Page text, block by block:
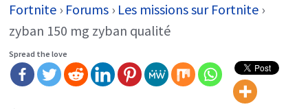
Fortnite › Forums › Les missions sur Fortnite ›
zyban 150 mg zyban qualité
Spread the love